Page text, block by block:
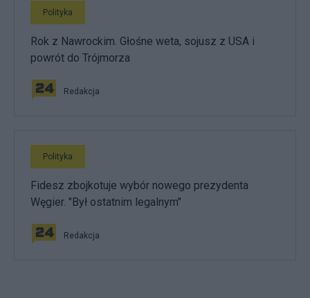
Polityka
Rok z Nawrockim. Głośne weta, sojusz z USA i
powrót do Trójmorza
Redakcja
Polityka
Fidesz zbojkotuje wybór nowego prezydenta
Węgier. "Był ostatnim legalnym"
Redakcja